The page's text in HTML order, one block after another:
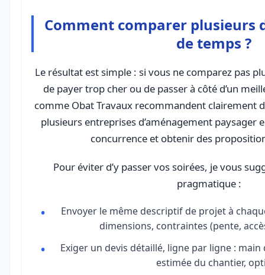
Comment comparer plusieurs
de temps ?
Le résultat est simple : si vous ne comparez pas
de payer trop cher ou de passer à côté d’un
comme Obat Travaux recommandent clairement
plusieurs entreprises d’aménagement paysager
concurrence et obtenir des
Pour éviter d’y passer vos soirées, je vous
pragmatique :
Envoyer le même descriptif de projet à
dimensions, contraintes (pente,
Exiger un devis détaillé, ligne par ligne :
estimée du chantier,